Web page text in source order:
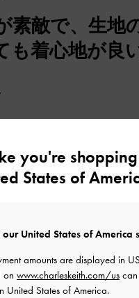
素敵で、生地
も着心地が良
|カラー: ブラック系
とてもよかった
you're
States of
our United States of America
amounts are displayed in
on www.charleskeith.com/us
United States of America.